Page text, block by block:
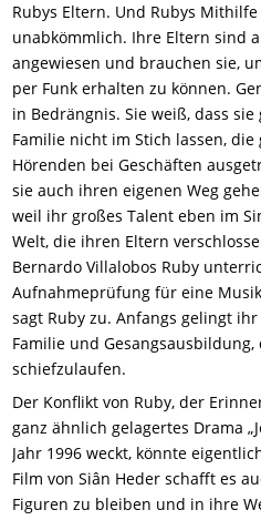
Rubys Eltern. Und Rubys
unabkömmlich. Ihre Eltern sind
angewiesen und brauchen sie,
per Funk erhalten zu können.
in Bedrängnis. Sie weiß, dass
Familie nicht im Stich lassen,
Hörenden bei Geschäften
sie auch ihren eigenen Weg
weil ihr großes Talent eben im
Welt, die ihren Eltern
Bernardo Villalobos Ruby
Aufnahmeprüfung für eine
sagt Ruby zu. Anfangs gelingt
Familie und
schiefzulaufen.
Der Konflikt von Ruby, der
ganz ähnlich gelagertes Drama
Jahr 1996 weckt, könnte
Film von Siân Heder schafft es
Figuren zu bleiben und in ihre